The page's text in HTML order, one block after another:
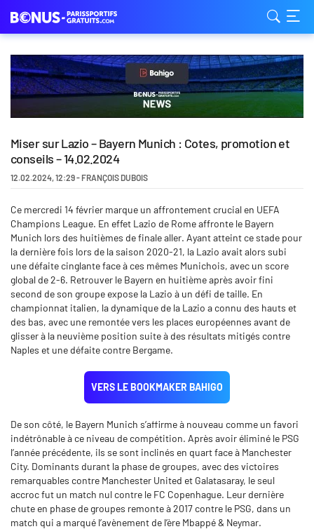
Miser sur Lazio – Bayern Munich : Cotes, promotion et
conseils – 14.02.2024
12.02.2024,12:29- FRANÇOIS DUBOIS
Ce mercredi 14 février marque un affrontement crucial en UEFA
Champions League. En effet Lazio de Rome affronte le Bayern
Munich lors des huitièmes de finale aller. Ayant atteint ce stade pour
la dernière fois lors de la saison 2020-21, la Lazio avait alors subi
une défaite cinglante face à ces mêmes Munichois, avec un score
global de 2-6. Retrouver le Bayern en huitième après avoir fini
second de son groupe expose la Lazio à un défi de taille. En
championnat italien, la dynamique de la Lazio a connu des hauts et
des bas, avec une remontée vers les places européennes avant de
glisser à la neuvième position suite à des résultats mitigés contre
Naples et une défaite contre Bergame.
VERS LE BOOKMAKER BAHIGO
De son côté, le Bayern Munich s’affirme à nouveau comme un favori
indétrônable à ce niveau de compétition. Après avoir éliminé le PSG
l’année précédente, ils se sont inclinés en quart face à Manchester
City. Dominants durant la phase de groupes, avec des victoires
remarquables contre Manchester United et Galatasaray, le seul
accroc fut un match nul contre le FC Copenhague. Leur dernière
chute en phase de groupes remonte à 2017 contre le PSG, dans un
match qui a marqué l’avènement de l’ère Mbappé & Neymar.